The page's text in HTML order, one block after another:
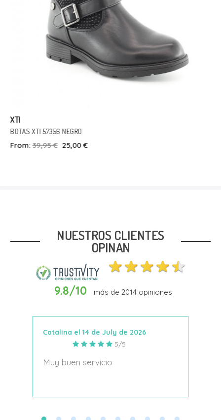
XTI
BOTAS XTI 57356 NEGRO
From:39,95 € 25,00 €
NUESTROS CLIENTES
OPINAN
9.8/10 más de 2014opiniones
Catalina el 14 de July de 2026
5/5
Muy buen servicio